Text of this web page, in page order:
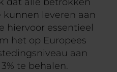
leveren aan
hiervoor essentieel
het op Europees
aan
te behalen.